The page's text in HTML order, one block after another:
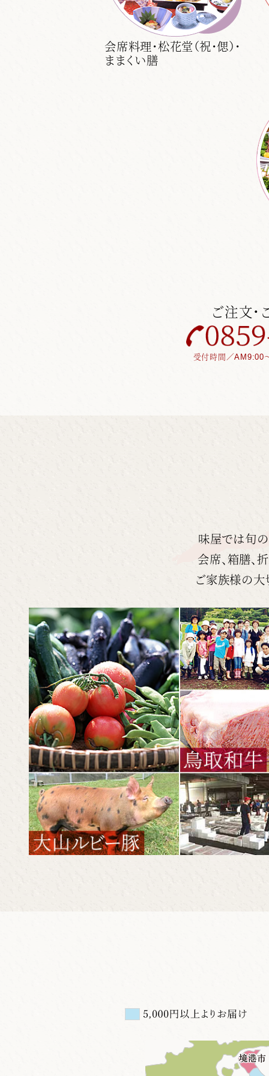
会席料理・松花堂（祝・偲）・
ままくい膳
ご注文・
受付時間／AM9:00
味屋では旬の
会席、箱膳、
ご家族様の大